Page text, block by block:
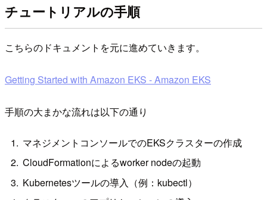
チュートリアルの手順
こちらのドキュメントを元に進めていきます。
Getting Started with Amazon EKS - Amazon EKS
手順の大まかな流れは以下の通り
マネジメントコンソールでのEKSクラスターの作成
CloudFormationによるworker nodeの起動
Kubernetesツールの導入（例：kubectl）